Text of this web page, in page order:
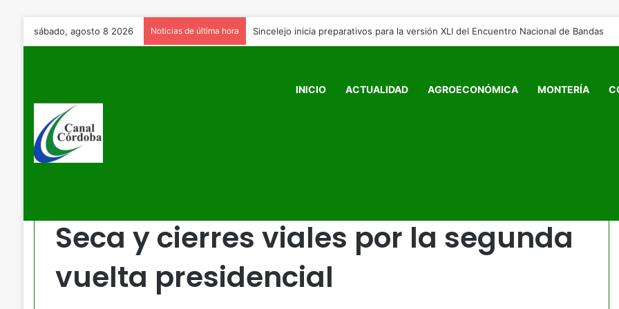
sábado, agosto 8 2026 Noticias de última hora
INICIO ACTUALIDAD AGROECONÓMICA MONTERÍA
Inicio/Montería
Montería
Seca y cierres viales por la segunda
vuelta presidencial